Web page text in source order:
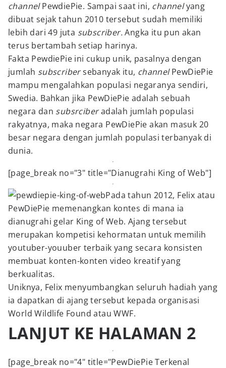
channelPewdiePie. Sampai saat ini, channelyang
dibuat sejak tahun 2010 tersebut sudah memiliki
lebih dari 49 juta subscriber.Angka itu pun akan
terus bertambah setiap harinya.
Fakta PewdiePie ini cukup unik, pasalnya dengan
jumlah subscribersebanyak itu, channelPewDiePie
mampu mengalahkan populasi negaranya sendiri,
Swedia. Bahkan jika PewDiePie adalah sebuah
negara dan subsrciberadalah jumlah populasi
rakyatnya, maka negara PewDiePie akan masuk 20
besar negara dengan jumlah populasi terbanyak di
dunia.
[page_break no="3" title="Dianugrahi King of Web"]
Pada tahun 2012, Felix atau
PewDiePie memenangkan kontes di mana ia
dianugrahi gelar King of Web. Ajang tersebut
merupakan kompetisi kehormatan untuk memilih
youtuber-youuber terbaik yang secara konsisten
membuat konten-konten video kreatif yang
berkualitas.
Uniknya, Felix menyumbangkan seluruh hadiah yang
ia dapatkan di ajang tersebut kepada organisasi
World Wildlife Found atau WWF.
LANJUT KE HALAMAN 2
[page_break no="4" title="PewDiePie Terkenal